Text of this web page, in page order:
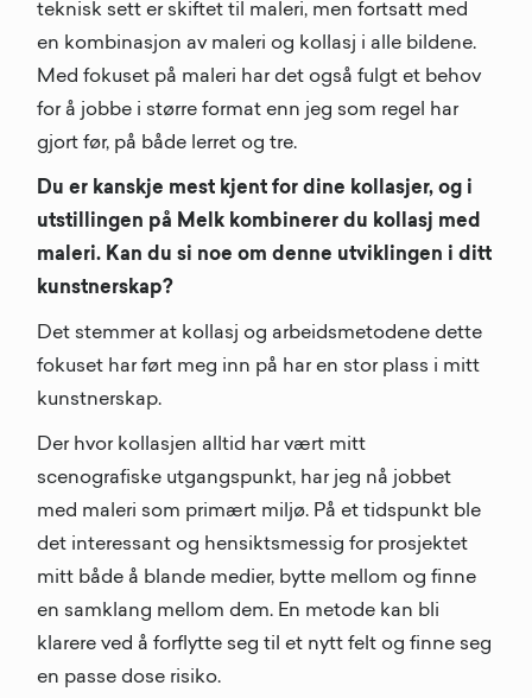
teknisk sett er skiftet til maleri, men fortsatt med
en kombinasjon av maleri og kollasj i alle bildene.
Med fokuset på maleri har det også fulgt et behov
for å jobbe i større format enn jeg som regel har
gjort før, på både lerret og tre.
Du er kanskje mest kjent for dine kollasjer, og i
utstillingen på Melk kombinerer du kollasj med
maleri. Kan du si noe om denne utviklingen i ditt
kunstnerskap?
Det stemmer at kollasj og arbeidsmetodene dette
fokuset har ført meg inn på har en stor plass i mitt
kunstnerskap.
Der hvor kollasjen alltid har vært mitt
scenografiske utgangspunkt, har jeg nå jobbet
med maleri som primært miljø. På et tidspunkt ble
det interessant og hensiktsmessig for prosjektet
mitt både å blande medier, bytte mellom og finne
en samklang mellom dem. En metode kan bli
klarere ved å forflytte seg til et nytt felt og finne seg
en passe dose risiko.